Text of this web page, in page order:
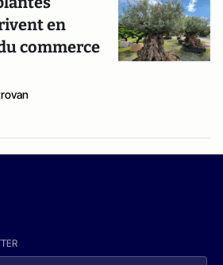
en
commerce